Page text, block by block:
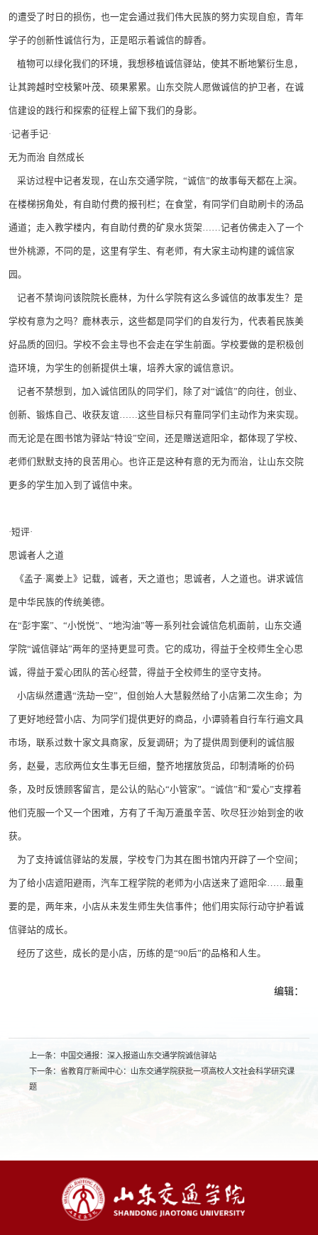
的遭受了时日的损伤，也一定会通过我们伟大民族的努力实现自愈，青年
学子的创新性诚信行为，正是昭示着诚信的醇香。
植物可以绿化我们的环境，我想移植诚信驿站，使其不断地繁衍生息，
让其跨越时空枝繁叶茂、硕果累累。山东交院人愿做诚信的护卫者，在诚
信建设的践行和探索的征程上留下我们的身影。
·记者手记·
无为而治 自然成长
采访过程中记者发现，在山东交通学院，“诚信”的故事每天都在上演。
在楼梯拐角处，有自助付费的报刊栏；在食堂，有同学们自助刷卡的汤品
通道；走入教学楼内，有自助付费的矿泉水货架……记者仿佛走入了一个
世外桃源，不同的是，这里有学生、有老师，有大家主动构建的诚信家
园。
记者不禁询问该院院长鹿林，为什么学院有这么多诚信的故事发生？是
学校有意为之吗？鹿林表示，这些都是同学们的自发行为，代表着民族美
好品质的回归。学校不会主导也不会走在学生前面。学校要做的是积极创
造环境，为学生的创新提供土壤，培养大家的诚信意识。
记者不禁想到，加入诚信团队的同学们，除了对“诚信”的向往，创业、
创新、锻炼自己、收获友谊……这些目标只有靠同学们主动作为来实现。
而无论是在图书馆为驿站“特设”空间，还是赠送遮阳伞，都体现了学校、
老师们默默支持的良苦用心。也许正是这种有意的无为而治，让山东交院
更多的学生加入到了诚信中来。
·短评·
思诚者人之道
《孟子·离娄上》记载，诚者，天之道也；思诚者，人之道也。讲求诚信
是中华民族的传统美德。
在“彭宇案”、“小悦悦”、“地沟油”等一系列社会诚信危机面前，山东交通
学院“诚信驿站”两年的坚持更显可贵。它的成功，得益于全校师生全心思
诚，得益于爱心团队的苦心经营，得益于全校师生的坚守支持。
小店纵然遭遇“洗劫一空”，但创始人大慧毅然给了小店第二次生命；为
了更好地经营小店、为同学们提供更好的商品，小谭骑着自行车行遍文具
市场，联系过数十家文具商家，反复调研；为了提供周到便利的诚信服
务，赵曼，志欣两位女生事无巨细，整齐地摆放货品，印制清晰的价码
条，及时反馈顾客留言，是公认的贴心“小管家”。“诚信”和“爱心”支撑着
他们克服一个又一个困难，方有了千淘万漉虽辛苦、吹尽狂沙始到金的收
获。
为了支持诚信驿站的发展，学校专门为其在图书馆内开辟了一个空间；
为了给小店遮阳避雨，汽车工程学院的老师为小店送来了遮阳伞……最重
要的是，两年来，小店从未发生师生失信事件；他们用实际行动守护着诚
信驿站的成长。
经历了这些，成长的是小店，历练的是“90后”的品格和人生。
编辑：
上一条：
中国交通报：深入报道山东交通学院诚信驿站
下一条： 省教育厅新闻中心：山东交通学院获批一项高校人文社会科学研究课
题